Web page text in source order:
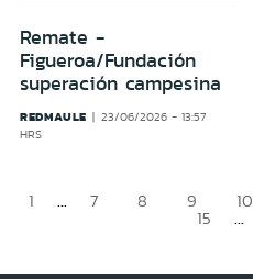
Remate -
Figueroa/Fundación
superación campesina
REDMAULE
23/06/2026 - 13:57
HRS
1 ... 7 8 9 10
15 ...